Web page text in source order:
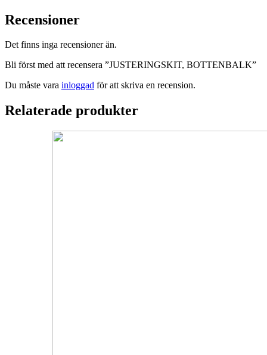
Recensioner
Det finns inga recensioner än.
Bli först med att recensera ”JUSTERINGSKIT, BOTTENBALK”
Du måste vara inloggad för att skriva en recension.
Relaterade produkter